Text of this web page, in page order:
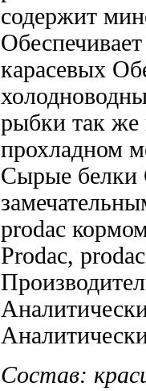
содержит
карасевых
рыбки так же
прохладном
Сырые белки
prodac
Prodac,
Состав: